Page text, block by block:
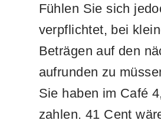
Fühlen Sie sich
verpflichtet, bei
Beträgen auf den
aufrunden zu
Sie haben im Café
zahlen. 41 Cent